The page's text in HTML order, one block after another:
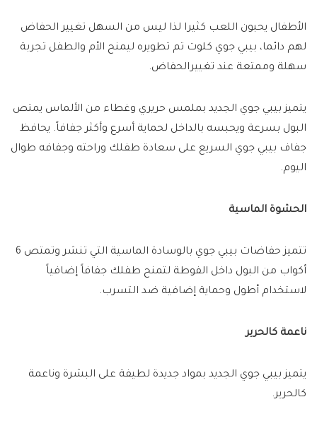
الأطفال يحبون اللعب كثيرا لذا ليس من السهل تغيير الحفاض
لهم دائما، بيبي جوي كلوت تم تطويره ليمنح الأم والطفل تجربة
سهلة وممتعة عند تغييرالحفاض.
يتميز بيبي جوي الجديد بملمس حريري وغطاء من الألماس يمتص
البول بسرعة ويحبسه بالداخل لحماية أسرع وأكثر جفافاً. يحافظ
جفاف بيبي جوي السريع على سعادة طفلك وراحته وجفافه طوال
اليوم.
الحشوة الماسية
تتميز حفاضات بيبي جوي بالوسادة الماسية التي تنشر وتمتص 6
أكواب من البول داخل الفوطة لتمنح طفلك جفافاً إضافياً
لاستخدام أطول وحماية إضافية ضد التسرب.
ناعمة كالحرير
يتميز بيبي جوي الجديد بمواد جديدة لطيفة على البشرة وناعمة
كالحرير.